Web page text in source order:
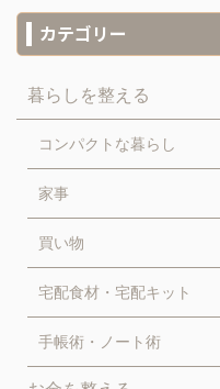
カテゴリー
暮らしを整える
コンパクトな暮らし
家事
買い物
宅配食材・宅配キット
手帳術・ノート術